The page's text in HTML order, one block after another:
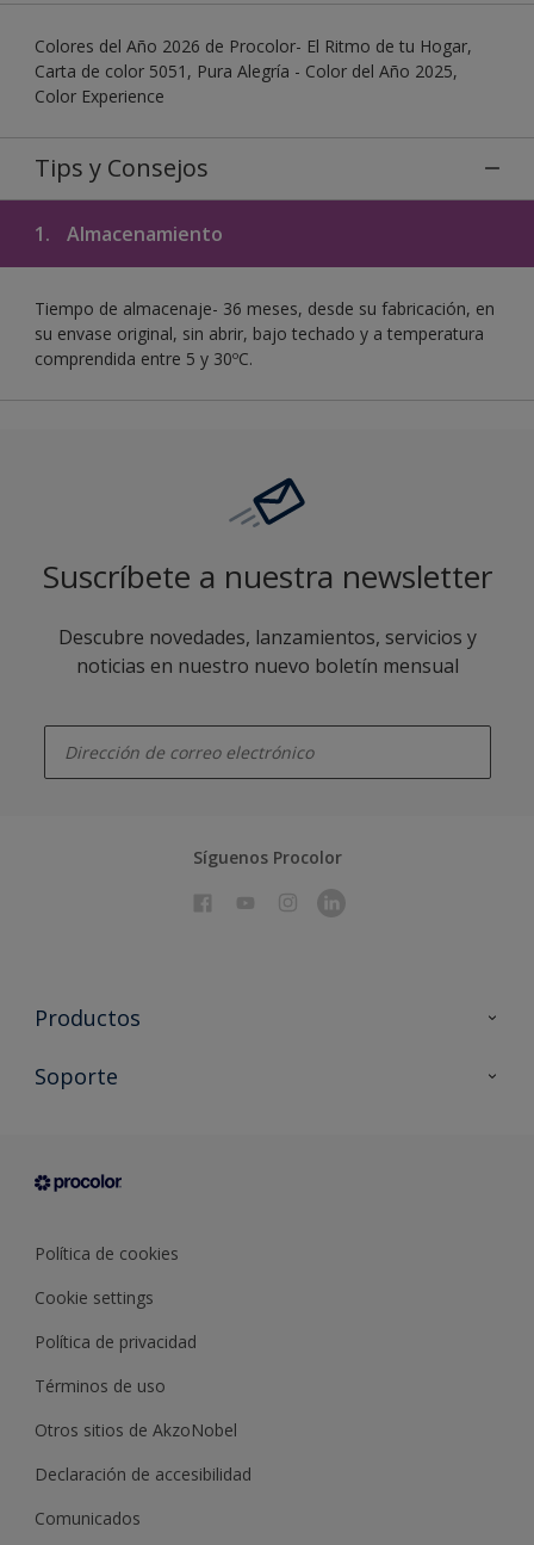
Colores del Año 2026 de Procolor- El Ritmo de tu Hogar,
Carta de color 5051, Pura Alegría - Color del Año 2025,
Color Experience
Tips y Consejos
1. Almacenamiento
Tiempo de almacenaje- 36 meses, desde su fabricación, en
su envase original, sin abrir, bajo techado y a temperatura
comprendida entre 5 y 30ºC.
Suscríbete a nuestra newsletter
Descubre novedades, lanzamientos, servicios y
noticias en nuestro nuevo boletín mensual
Síguenos Procolor
Productos
Todos los productos
Condiciones generales de venta
Soporte
Sobre Procolor
Política de cookies
Cookie settings
Política de privacidad
Términos de uso
Otros sitios de AkzoNobel
Declaración de accesibilidad
Comunicados